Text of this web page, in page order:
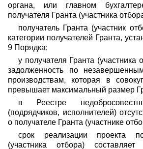
органа, или главном
получателя Гранта (участника
получатель Гранта (участник
категории получателей Гранта,
9 Порядка;
у получателя Гранта (участника
задолженность по
производствам, которая в
превышает максимальный размер
в Реестре
(подрядчиков, исполнителей)
о получателе Гранта (участнике
срок реализации проекта
(участника отбора)